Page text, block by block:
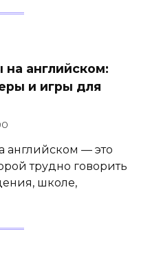
английском:
и игры для
— это
трудно говорить
школе,